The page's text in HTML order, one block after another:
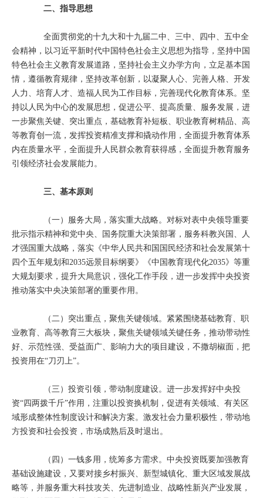
二、指导思想
全面贯彻党的十九大和十九届二中、三中、四中、五中全
会精神，以习近平新时代中国特色社会主义思想为指导，坚持中国
特色社会主义教育发展道路，坚持社会主义办学方向，立足基本国
情，遵循教育规律，坚持改革创新，以凝聚人心、完善人格、开发
人力、培育人才、造福人民为工作目标，完善现代化教育体系。坚
持以人民为中心的发展思想，促进公平、提高质量、服务发展，进
一步聚焦关键、突出重点，基础教育补短板、职业教育树精品、高
等教育创一流，发挥投资精准支撑和撬动作用，全面提升教育体系
内在质量水平，全面提升人民群众教育获得感，全面提升教育服务
引领经济社会发展能力。
三、基本原则
（一）服务大局，落实重大战略。对标对表中央领导重要
批示指示精神和党中央、国务院重大决策部署，服务科教兴国、人
才强国重大战略，落实《中华人民共和国国民经济和社会发展第十
四个五年规划和2035远景目标纲要》《中国教育现代化2035》等重
大规划要求，提升大局意识，强化工作手段，进一步发挥中央投资
推动落实中央决策部署的重要作用。
（二）突出重点，聚焦关键领域。紧紧围绕基础教育、职
业教育、高等教育三大板块，聚焦关键领域关键任务，推动带动性
好、示范性强、受益面广、影响力大的项目建设，不撒胡椒面，把
投资用在“刀刃上”。
（三）投资引领，带动制度建设。进一步发挥好中央投
资“四两拨千斤”作用，注重以投资换机制，促进有关领域、有关区
域形成整体性制度设计和解决方案。激发社会力量积极性，带动地
方投资和社会投资，市场成熟后及时退出。
（四）一钱多用，统筹多方需求。中央投资既要加强教育
基础设施建设，又要对接乡村振兴、新型城镇化、重大区域发展战
略等，并服务重大科技攻关、先进制造业、战略性新兴产业发展，